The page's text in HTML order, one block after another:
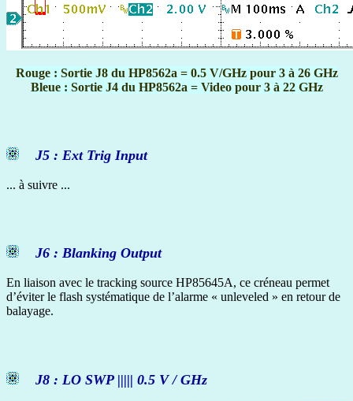
Rouge : Sortie J8 du HP8562a = 0.5 V/GHz pour 3 à 26 GHz
Bleue : Sortie J4 du HP8562a = Video pour 3 à 22 GHz
J5 : Ext Trig Input
... à suivre ...
J6 : Blanking Output
En liaison avec le tracking source HP85645A, ce créneau permet
d’éviter le flash systématique de l’alarme « unleveled » en retour de
balayage.
J8 : LO SWP ||||| 0.5 V / GHz